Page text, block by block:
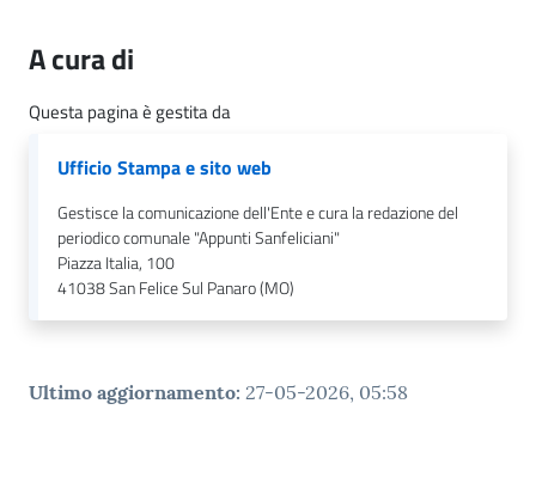
a
n
i
i
A cura di
Questa pagina è gestita da
Ufficio Stampa e sito web
Gestisce la comunicazione dell'Ente e cura la redazione del
periodico comunale "Appunti Sanfeliciani"
Piazza Italia, 100
41038San Felice Sul Panaro (MO)
Ultimo aggiornamento: 27-05-2026, 05:58